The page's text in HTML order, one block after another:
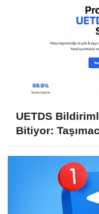
UETDS
Bitiyor: